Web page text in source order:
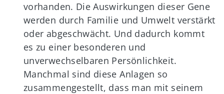
vorhanden. Die Auswirkungen dieser Gene
werden durch Familie und Umwelt verstärkt
oder abgeschwächt. Und dadurch kommt
es zu einer besonderen und
unverwechselbaren Persönlichkeit.
Manchmal sind diese Anlagen so
zusammengestellt, dass man mit seinem